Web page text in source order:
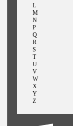
L
M
N
P
Q
R
S
T
U
V
W
X
Y
Z